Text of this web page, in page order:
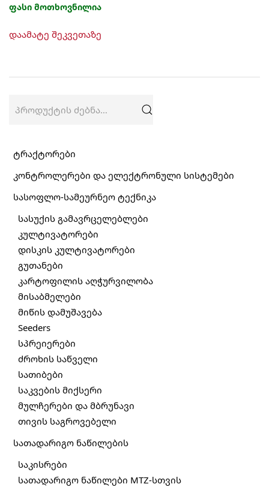
ფასი მოთხოვნილია
დაამატე შეკვეთაზე
ტრაქტორები
კონტროლერები და ელექტრონული სისტემები
სასოფლო-სამეურნეო ტექნიკა
სასუქის გამავრცელებლები
კულტივატორები
დისკის კულტივატორები
გუთანები
კარტოფილის აღჭურვილობა
მისაბმელები
მიწის დამუშავება
Seeders
სპრეიერები
ძროხის საწველი
სათიბები
საკვების მიქსერი
მულჩერები და მბრუნავი
თივის საგროვებელი
სათადარიგო ნაწილების
საკისრები
სათადარიგო ნაწილები MTZ-სთვის